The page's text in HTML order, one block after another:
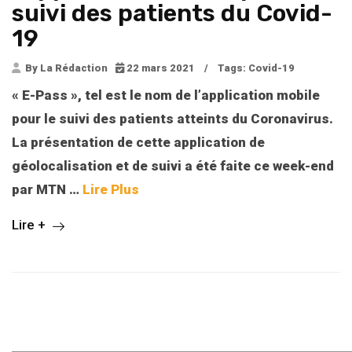
suivi des patients du Covid-
19
By La Rédaction 22 mars 2021 / Tags: Covid-19
« E-Pass », tel est le nom de l’application mobile
pour le suivi des patients atteints du Coronavirus.
La présentation de cette application de
géolocalisation et de suivi a été faite ce week-end
par MTN … Lire Plus
Lire +